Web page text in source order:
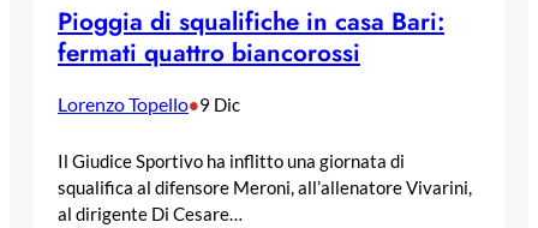
Pioggia di squalifiche in casa Bari:
fermati quattro biancorossi
Lorenzo Topello•9 Dic
Il Giudice Sportivo ha inflitto una giornata di
squalifica al difensore Meroni, all’allenatore Vivarini,
al dirigente Di Cesare…